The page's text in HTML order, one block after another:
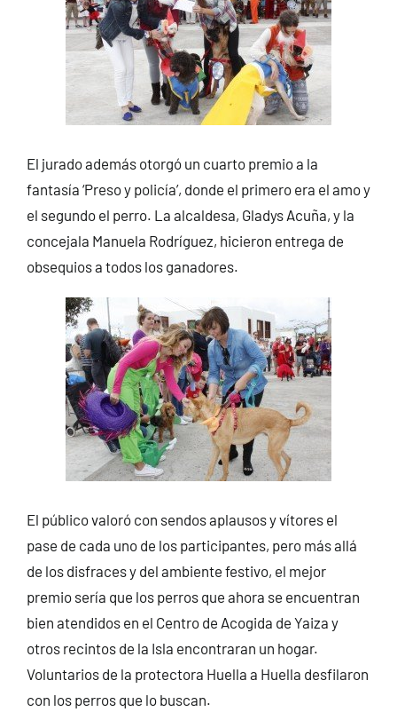
El jurado además otorgó un cuarto premio a la
fantasía ‘Preso y policía’, donde el primero era el amo y
el segundo el perro. La alcaldesa, Gladys Acuña, y la
concejala Manuela Rodríguez, hicieron entrega de
obsequios a todos los ganadores.
El público valoró con sendos aplausos y vítores el
pase de cada uno de los participantes, pero más allá
de los disfraces y del ambiente festivo, el mejor
premio sería que los perros que ahora se encuentran
bien atendidos en el Centro de Acogida de Yaiza y
otros recintos de la Isla encontraran un hogar.
Voluntarios de la protectora Huella a Huella desfilaron
con los perros que lo buscan.